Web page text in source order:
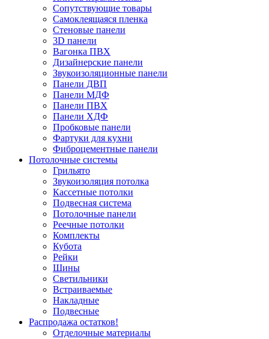
Сопутствующие товары
Самоклеящаяся пленка
Стеновые панели
3D панели
Вагонка ПВХ
Дизайнерские панели
Звукоизоляционные панели
Панели ДВП
Панели МДФ
Панели ПВХ
Панели ХДФ
Пробковые панели
Фартуки для кухни
Фиброцементные панели
Потолочные системы
Грильято
Звукоизоляция потолка
Кассетные потолки
Подвесная система
Потолочные панели
Реечные потолки
Комплекты
Кубота
Рейки
Шины
Светильники
Встраиваемые
Накладные
Подвесные
Распродажа остатков!
Отделочные материалы